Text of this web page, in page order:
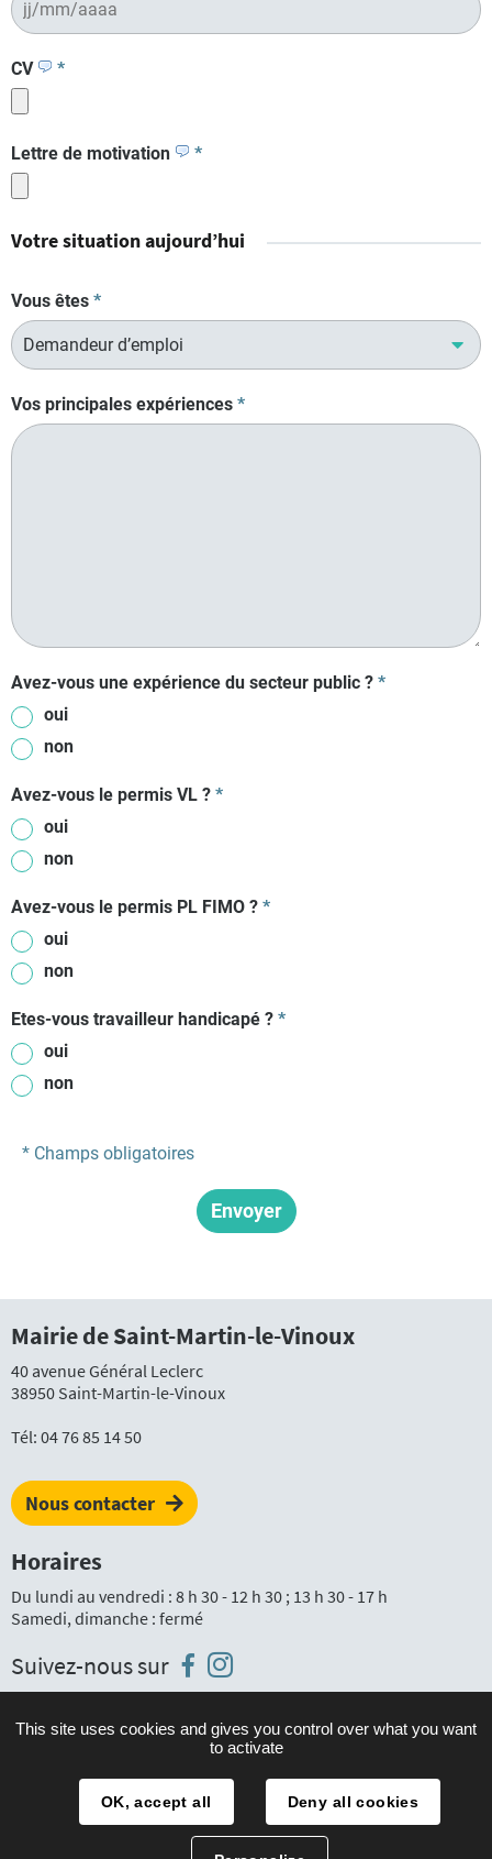
CV *
Lettre de motivation *
Votre situation aujourd’hui
Vous êtes *
Vos principales expériences *
Avez-vous une expérience du secteur public ? *
oui
non
Avez-vous le permis VL ? *
oui
non
Avez-vous le permis PL FIMO ? *
oui
non
Etes-vous travailleur handicapé ? *
oui
non
* Champs obligatoires
Mairie de Saint-Martin-le-Vinoux
40 avenue Général Leclerc
38950 Saint-Martin-le-Vinoux
Tél: 04 76 85 14 50
Nous contacter
Horaires
Du lundi au vendredi : 8 h 30 - 12 h 30 ; 13 h 30 - 17 h
Samedi, dimanche : fermé
Suivez-nous sur Facebook
Instagram
Mentions légales
Accessibilité
This site uses cookies and gives you control over what you want
to activate
OK, accept all Deny all cookies